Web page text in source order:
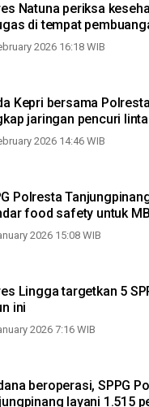
Natuna periksa
di tempat
2026 16:18 WIB
Kepri bersama
jaringan pencuri
2026 14:46 WIB
Polresta
food safety untuk
2026 15:08 WIB
Lingga targetkan 5
ini
2026 7:16 WIB
beroperasi, SPPG
layani 1.515